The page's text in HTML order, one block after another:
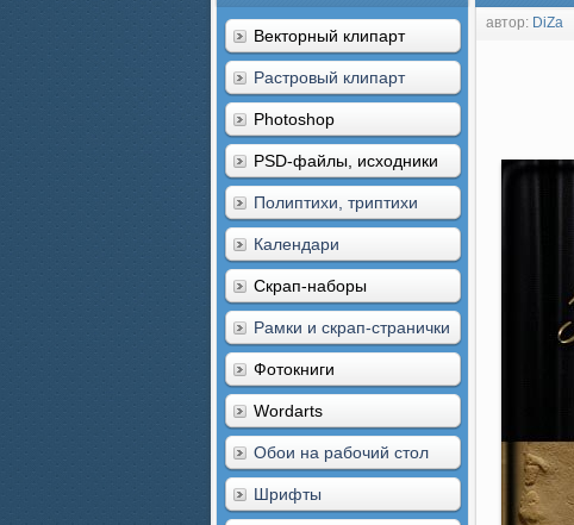
Векторный клипарт
Растровый клипарт
Photoshop
PSD-файлы, исходники
Полиптихи, триптихи
Календари
Скрап-наборы
Рамки и скрап-странички
Фотокниги
Wordarts
Обои на рабочий стол
Шрифты
автор: DiZa